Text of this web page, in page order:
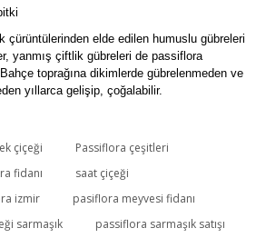
çürüntülerinden elde edilen humuslu gübreleri
yanmış çiftlik gübreleri de passiflora
Bahçe toprağına dikimlerde gübrelenmeden ve
yıllarca gelişip, çoğalabilir.
ilk yorumu siz yapın!
Yorum Yaz
çiçeği
Passiflora çeşitleri
fidanı
saat çiçeği
izmir
pasiflora meyvesi fidanı
sarmaşık
passiflora sarmaşık satışı